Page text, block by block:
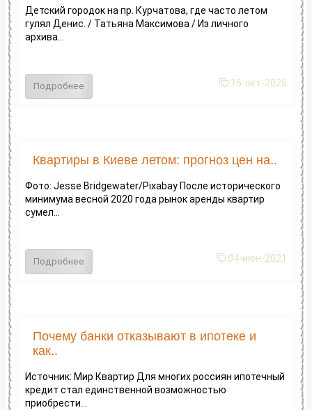
Детский городок на пр. Курчатова, где часто летом
гулял Денис. / Татьяна Максимова / Из личного
архива...
Подробнее 15-окт-2025
Квартиры в Киеве летом: прогноз цен на..
Фото: Jesse Bridgewater/Pixabay После исторического
минимума весной 2020 года рынок аренды квартир
сумел...
Подробнее 04-июн-2021
Почему банки отказывают в ипотеке и
как..
Источник: Мир Квартир Для многих россиян ипотечный
кредит стал единственной возможностью
приобрести...